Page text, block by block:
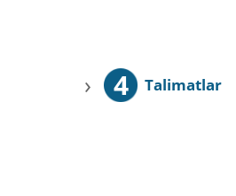
› 4 Talimatlar